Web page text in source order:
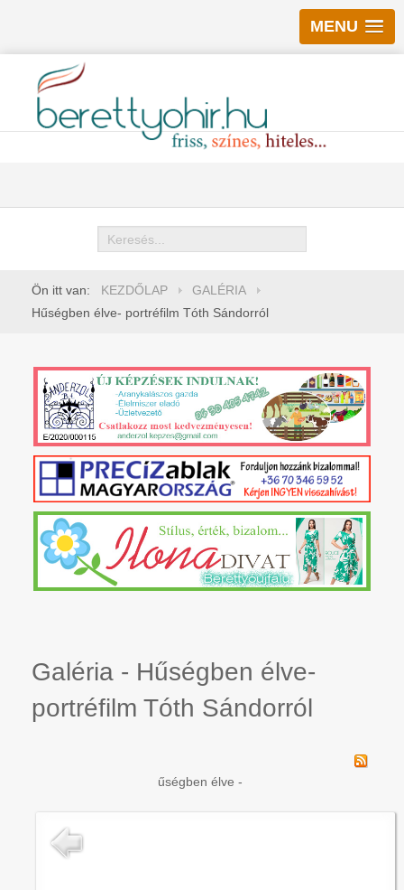
MENU
Keresés
Ön itt van: KEZDŐLAP
GALÉRIA
Hűségben élve- portréfilm Tóth Sándorról
Galéria - Hűségben élve-
portréfilm Tóth Sándorról
űségben élve -